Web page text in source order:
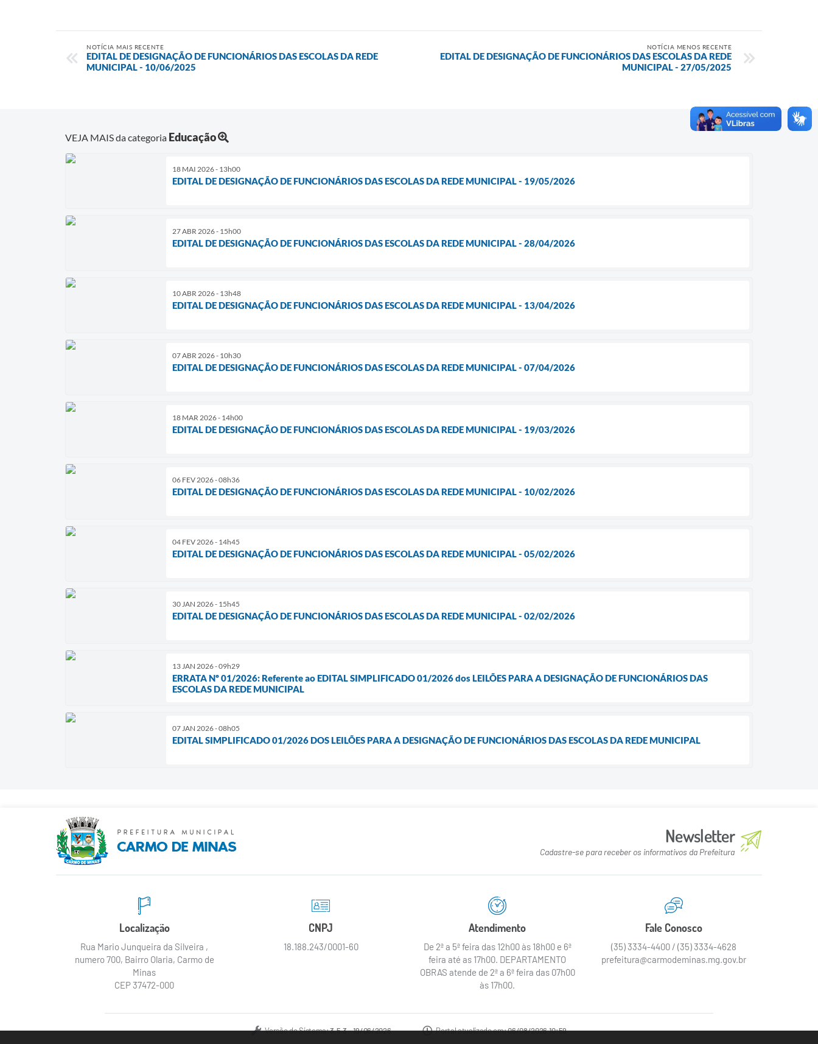
NOTÍCIA MAIS RECENTE
EDITAL DE DESIGNAÇÃO DE FUNCIONÁRIOS DAS ESCOLAS DA REDE
MUNICIPAL - 10/06/2025
NOTÍCIA MENOS RECENTE
EDITAL DE DESIGNAÇÃO DE FUNCIONÁRIOS DAS ESCOLAS DA REDE
MUNICIPAL - 27/05/2025
VEJA MAIS da categoria Educação
18 MAI 2026 - 13h00
EDITAL DE DESIGNAÇÃO DE FUNCIONÁRIOS DAS ESCOLAS DA REDE MUNICIPAL - 19/05/2026
27 ABR 2026 - 15h00
EDITAL DE DESIGNAÇÃO DE FUNCIONÁRIOS DAS ESCOLAS DA REDE MUNICIPAL - 28/04/2026
10 ABR 2026 - 13h48
EDITAL DE DESIGNAÇÃO DE FUNCIONÁRIOS DAS ESCOLAS DA REDE MUNICIPAL - 13/04/2026
07 ABR 2026 - 10h30
EDITAL DE DESIGNAÇÃO DE FUNCIONÁRIOS DAS ESCOLAS DA REDE MUNICIPAL - 07/04/2026
18 MAR 2026 - 14h00
EDITAL DE DESIGNAÇÃO DE FUNCIONÁRIOS DAS ESCOLAS DA REDE MUNICIPAL - 19/03/2026
06 FEV 2026 - 08h36
EDITAL DE DESIGNAÇÃO DE FUNCIONÁRIOS DAS ESCOLAS DA REDE MUNICIPAL - 10/02/2026
04 FEV 2026 - 14h45
EDITAL DE DESIGNAÇÃO DE FUNCIONÁRIOS DAS ESCOLAS DA REDE MUNICIPAL - 05/02/2026
30 JAN 2026 - 15h45
EDITAL DE DESIGNAÇÃO DE FUNCIONÁRIOS DAS ESCOLAS DA REDE MUNICIPAL - 02/02/2026
13 JAN 2026 - 09h29
ERRATA Nº 01/2026: Referente ao EDITAL SIMPLIFICADO 01/2026 dos LEILÕES PARA A DESIGNAÇÃO DE FUNCIONÁRIOS DAS
ESCOLAS DA REDE MUNICIPAL
07 JAN 2026 - 08h05
EDITAL SIMPLIFICADO 01/2026 DOS LEILÕES PARA A DESIGNAÇÃO DE FUNCIONÁRIOS DAS ESCOLAS DA REDE MUNICIPAL
Newsletter
Cadastre-se para receber os informativos da Prefeitura
Localização
Rua Mario Junqueira da Silveira ,
numero 700, Bairro Olaria, Carmo de
Minas
CEP 37472-000
CNPJ
18.188.243/0001-60
Atendimento
De 2ª a 5ª feira das 12h00 às 18h00 e 6ª
feira até as 17h00. DEPARTAMENTO
OBRAS atende de 2ª a 6ª feira das 07h00
às 17h00.
Fale Conosco
(35) 3334-4400 / (35) 3334-4628
prefeitura@carmodeminas.mg.gov.br
Versão do Sistema:3.5.3 - 19/06/2026 Portal atualizado em:06/08/2026 10:59